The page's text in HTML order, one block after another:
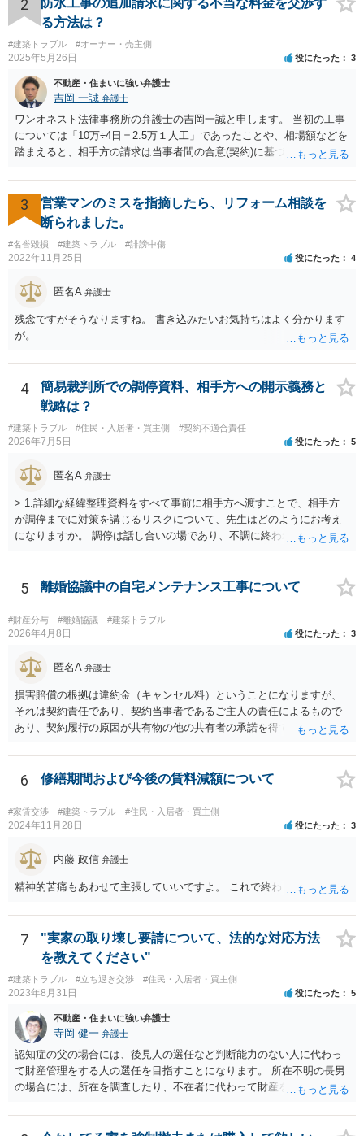
2
る方法は？
#建築トラブル #オーナー・売主側
2025年5月26日 役にたった 3
不動産・住まいに強い弁護士
吉岡 一誠 弁護士
ワンオネスト法律事務所の弁護士の吉岡一誠と申します。 当初の工事
については「10万÷4日＝2.5万１人工」であったことや、相場額などを
踏まえると、相手方の請求は当事者間の合意(契約)に基づかない不当な
か支払う意向がない旨を伝えて、減額の交渉をすべきでしょう。 相手
方の立場としても、裁判を起こす時間や労力、経済的コストその他裁
判が終わるまでキャッシュが入ってこないことなどがネックになり得
るでしょうから、減額に応じてくる可能性は大いにあるかと思いま
す。
3
営業マンのミスを指摘したら、リフォーム相談を
断られました。
#名誉毀損 #建築トラブル #誹謗中傷
2022年11月25日 役にたった 4
匿名A 弁護士
残念ですがそうなりますね。 書き込みたいお気持ちはよく分かります
が。
4
簡易裁判所での調停資料、相手方への開示義務と
戦略は？
#建築トラブル #住民・入居者・買主側 #契約不適合責任
2026年7月5日 役にたった 5
匿名A 弁護士
> 1.詳細な経緯整理資料をすべて事前に相手方へ渡すことで、相手方
が調停までに対策を講じるリスクについて、先生はどのようにお考え
になりますか。 調停は話し合いの場であり、不調に終われば訴訟で解
いう姑息な手段は使えませんし、公平かつ納得のできる解決というの
は、当事者と裁判所が同じ主張と証拠関係を踏まえた上で初めて実現
できるものだと考えます。 > 2.また、開示する範囲や内容の見せ方に
ついて、何か工夫できる点があればご教示いただけますでしょうか。
弁護士によって考え方が異なるかもしれませんが、資料の一部を相手
にとって不利な事実が隠されているという推認を働かせることに繋が
るリスクがあります（もちろん、争点と全く無関係な部分をマスキン
グ等することはありますが、それは手続戦略とは別の問題です）。 裁
判所は公平な第三者であり、調停委員会に与える心証も考慮する必要
があります。手続を有利に進めたいのであれば、証拠の出し方より
回提出を予定している資料がどのようなものであるのか、争点とどの
て具体的なに採るべき手段は変わってくるため、上記はあくまで個別
事情を踏まえない一般論としてご理解いただき、本件でどのように対
ます。
5 離婚協議中の自宅メンテナンス工事について
#財産分与 #離婚協議 #建築トラブル
2026年4月8日 役にたった 3
匿名A 弁護士
損害賠償の根拠は違約金（キャンセル料）ということになりますが、
それは契約責任であり、契約当事者であるご主人の責任によるもので
あり、契約履行の原因が共有物の他の共有者の承諾を得ていなかった
るべきものであり、奥さんが負担すべき債務ではありません。つまり
奥さんにメンテナンス工事契約を承諾しなければならない義務はあり
ません。 それでも請求をされましたら、個別の法律相談をされること
をお薦めします。
6 修繕期間および今後の賃料減額について
#家賃交渉 #建築トラブル #住民・入居者・買主側
2024年11月28日 役にたった 3
内藤 政信 弁護士
精神的苦痛もあわせて主張していいですよ。 これで終わります。
7
"実家の取り壊し要請について、法的な対応方法
を教えてください"
#建築トラブル #立ち退き交渉 #住民・入居者・買主側
2023年8月31日 役にたった 5
不動産・住まいに強い弁護士
寺岡 健一 弁護士
認知症の父の場合には、後見人の選任など判断能力のない人に代わっ
て財産管理をする人の選任を目指すことになります。 所在不明の長男
の場合には、所在を調査したり、不在者に代わって財産を管理する人